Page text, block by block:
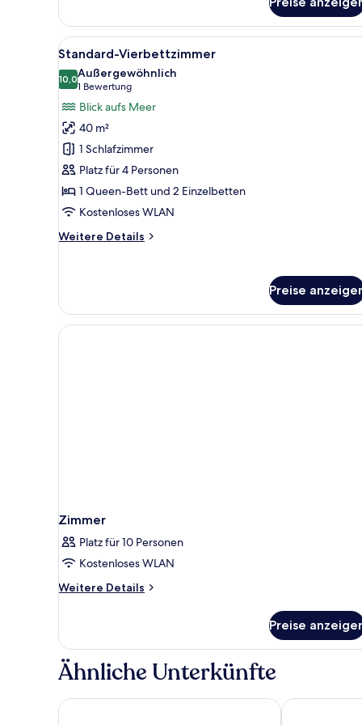
Alle
Fotos
für
Standard-
Vierbettzimmer
anzeigen
Ein Hotelzimmer mit einem
4
Standard-Vierbettzimmer
10,010,0 von 10
Außergewöhnlich
1 Bewertung
(1
Bewertung)
Blick aufs Meer
40 m²
1 Schlafzimmer
Platz für 4 Personen
1 Queen-Bett und 2 Einzelbetten
Kostenloses WLAN
Weitere Details
Weitere
Preise
Zimmer
Platz für 10 Personen
Kostenloses WLAN
Weitere Details
Weitere
Preise
Ähnliche Unterkünfte
Sidemarin Kirman Premium - Ultra All Inclusive
AQI Pegasos